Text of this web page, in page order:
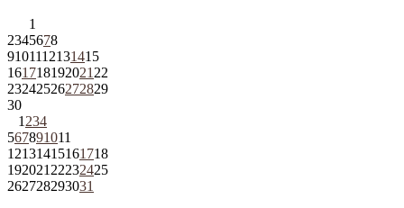
1
2345678
9101112131415
161718192021 22
23242526272829
30
1 234
567891011
12131415161718
192021 22232425
262728293031